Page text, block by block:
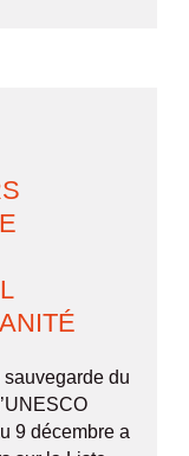
du
9 décembre a